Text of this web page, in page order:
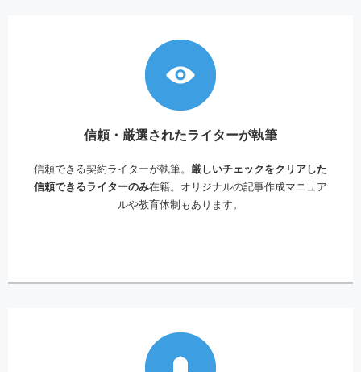
信頼・厳選されたライターが執筆
信頼できる契約ライターが執筆。 厳しいチェックをクリアした
信頼できるライターのみ在籍。オリジナルの記事作成マニュア
ルや教育体制もあります。